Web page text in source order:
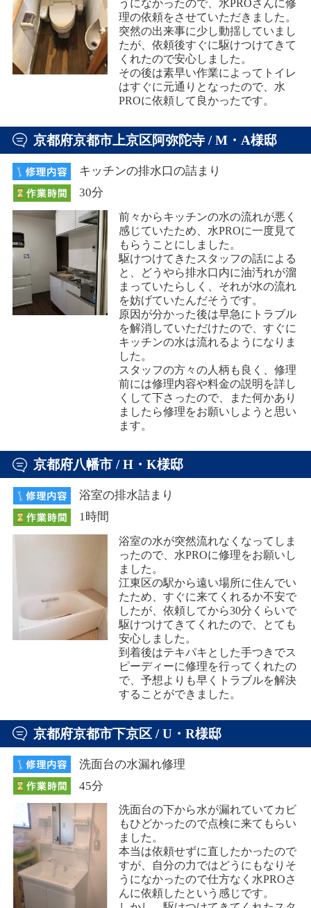
うになかったので、水PROさんに修
理の依頼をさせていただきました。
突然の出来事に少し動揺していまし
たが、依頼後すぐに駆けつけてきて
くれたので安心しました。
その後は素早い作業によってトイレ
はすぐに元通りとなったので、水
PROに依頼して良かったです。
京都府京都市上京区阿弥陀寺 / M・A様邸
キッチンの排水口の詰まり
30分
前々からキッチンの水の流れが悪く
感じていたため、水PROに一度見て
もらうことにしました。
駆けつけてきたスタッフの話による
と、どうやら排水口内に油汚れが溜
まっていたらしく、それが水の流れ
を妨げていたんだそうです。
原因が分かった後は早急にトラブル
を解消していただけたので、すぐに
キッチンの水は流れるようになりま
した。
スタッフの方々の人柄も良く、修理
前には修理内容や料金の説明を詳し
くして下さったので、また何かあり
ましたら修理をお願いしようと思い
ます。
京都府八幡市 / H・K様邸
浴室の排水詰まり
1時間
浴室の水が突然流れなくなってしま
ったので、水PROに修理をお願いし
ました。
江東区の駅から遠い場所に住んでい
たため、すぐに来てくれるか不安で
したが、依頼してから30分くらいで
駆けつけてきてくれたので、とても
安心しました。
到着後はテキパキとした手つきでス
ピーディーに修理を行ってくれたの
で、予想よりも早くトラブルを解決
することができました。
京都府京都市下京区 / U・R様邸
洗面台の水漏れ修理
45分
洗面台の下から水が漏れていてカビ
もひどかったので点検に来てもらい
ました。
本当は依頼せずに直したかったので
すが、自分の力ではどうにもなりそ
うになかったので仕方なく水PROさ
んに依頼したという感じです。